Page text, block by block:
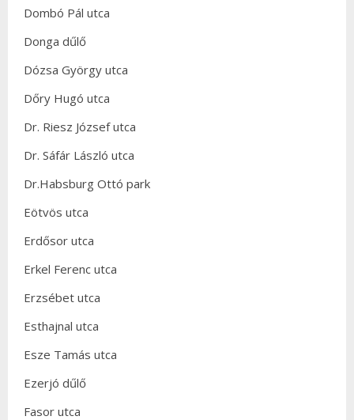
Dombó Pál utca
Donga dűlő
Dózsa György utca
Dőry Hugó utca
Dr. Riesz József utca
Dr. Sáfár László utca
Dr.Habsburg Ottó park
Eötvös utca
Erdősor utca
Erkel Ferenc utca
Erzsébet utca
Esthajnal utca
Esze Tamás utca
Ezerjó dűlő
Fasor utca